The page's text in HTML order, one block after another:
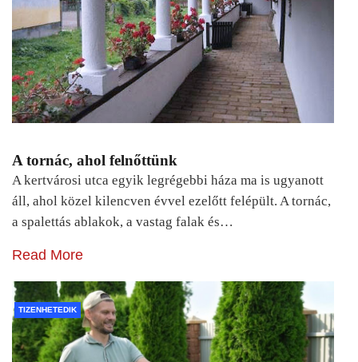
A tornác, ahol felnőttünk
A kertvárosi utca egyik legrégebbi háza ma is ugyanott
áll, ahol közel kilencven évvel ezelőtt felépült. A tornác,
a spalettás ablakok, a vastag falak és…
Read More
TIZENHETEDIK